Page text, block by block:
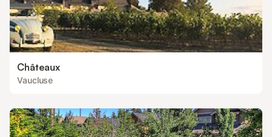
Châteaux
Vaucluse